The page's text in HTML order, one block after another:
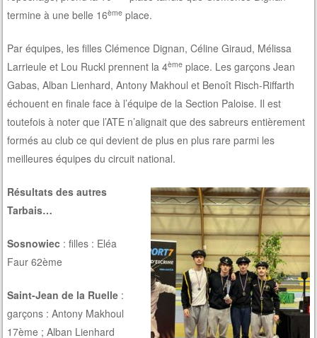
termine à une belle 16ème place.
Par équipes, les filles Clémence Dignan, Céline Giraud, Mélissa
Larrieule et Lou Ruckl prennent la 4ème place. Les garçons Jean
Gabas, Alban Lienhard, Antony Makhoul et Benoît Risch-Riffarth
échouent en finale face à l’équipe de la Section Paloise. Il est
toutefois à noter que l’ATE n’alignait que des sabreurs entièrement
formés au club ce qui devient de plus en plus rare parmi les
meilleures équipes du circuit national.
Résultats des autres
Tarbais…
Sosnowiec : filles : Eléa
Faur 62ème
Saint-Jean de la Ruelle :
garçons : Antony Makhoul
17ème ; Alban Lienhard